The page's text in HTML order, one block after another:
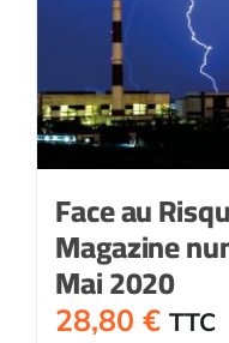
Face au
Magazine
Mai 2020
28,80 € TTC